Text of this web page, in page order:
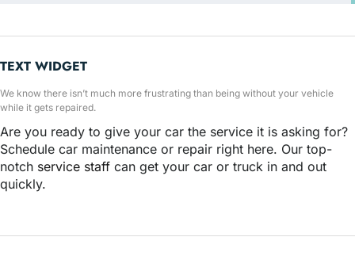
TEXT WIDGET
We know there isn’t much more frustrating than being without your vehicle
while it gets repaired.
Are you ready to give your car the service it is asking for?
Schedule car maintenance or repair right here. Our top-
notch service staff can get your car or truck in and out
quickly.